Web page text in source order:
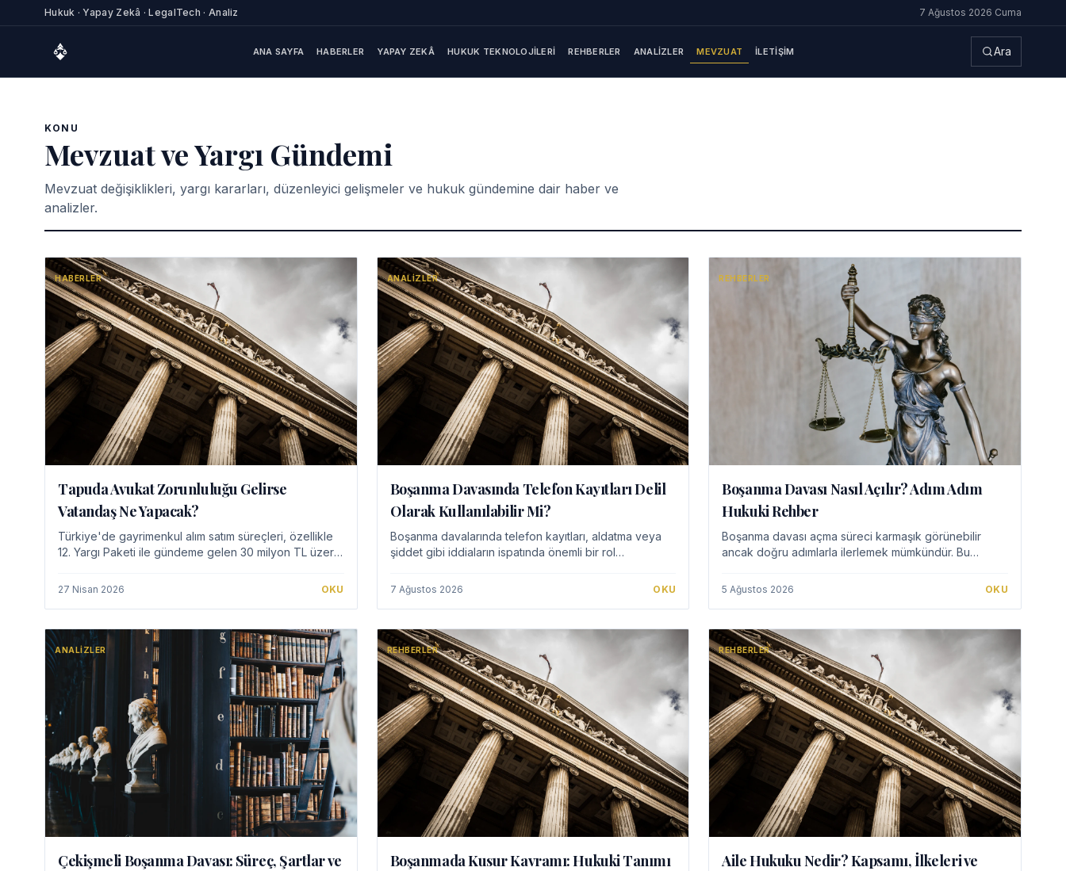
Hukuk · Yapay Zekâ · LegalTech · Analiz 7 Ağustos 2026 Cuma
ANA SAYFA HABERLER YAPAY ZEKÂ HUKUK TEKNOLOJILERI REHBERLER ANALIZLER MEVZUAT İLETIŞIM Ara
KONU
Mevzuat ve Yargı Gündemi
Mevzuat değişiklikleri, yargı kararları, düzenleyici gelişmeler ve hukuk gündemine dair haber ve
analizler.
HABERLER
Tapuda Avukat Zorunluluğu Gelirse
Vatandaş Ne Yapacak?
Türkiye'de gayrimenkul alım satım süreçleri, özellikle
12. Yargı Paketi ile gündeme gelen 30 milyon TL üzeri
ihtimaliyle yeni bir boyut kazanıyor. Bu re…
27 Nisan 2026 OKU
ANALIZLER
Boşanma Davasında Telefon Kayıtları Delil
Olarak Kullanılabilir Mi?
Boşanma davalarında telefon kayıtları, aldatma veya
şiddet gibi iddiaların ispatında önemli bir rol
elde edilmesi ve özel hayatın gizliliği ilkes…
7 Ağustos 2026 OKU
REHBERLER
Boşanma Davası Nasıl Açılır? Adım Adım
Hukuki Rehber
Boşanma davası açma süreci karmaşık görünebilir
ancak doğru adımlarla ilerlemek mümkündür. Bu
sürecine kadar bilmeniz gereken temel bilgileri
sunmaktadır.…
5 Ağustos 2026 OKU
ANALIZLER
Çekişmeli Boşanma Davası: Süreç, Şartlar ve
REHBERLER
Boşanmada Kusur Kavramı: Hukuki Tanımı
REHBERLER
Aile Hukuku Nedir? Kapsamı, İlkeleri ve